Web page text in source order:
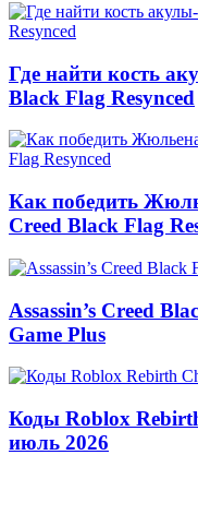
Где найти кость
Black Flag Resynced
Как победить
Creed Black Flag
Assassin’s Creed
Game Plus
Коды Roblox
июль 2026